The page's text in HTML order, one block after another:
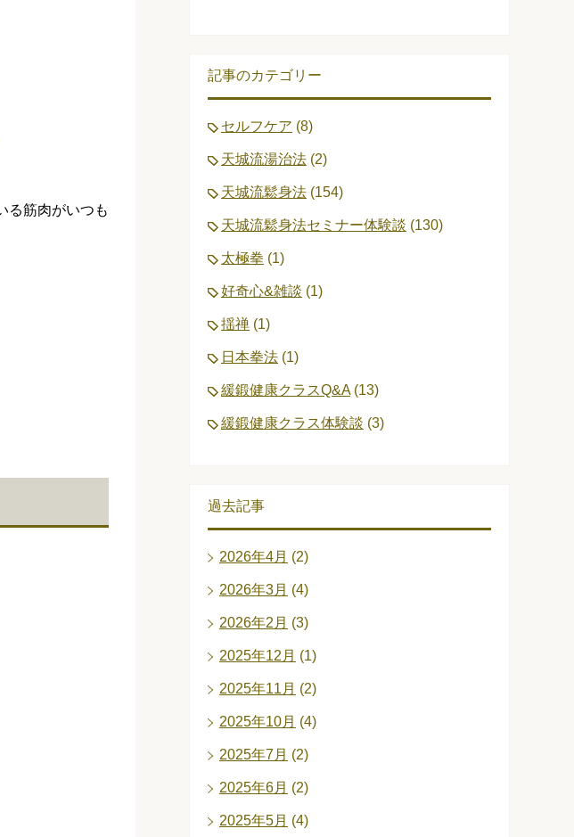
る筋肉がいつも
記事のカテゴリー
セルフケア (8)
天城流湯治法 (2)
天城流鬆身法 (154)
天城流鬆身法セミナー体験談 (130)
太極拳 (1)
好奇心&雑談 (1)
揺禅 (1)
日本拳法 (1)
緩鍛健康クラスQ&A(13)
緩鍛健康クラス体験談 (3)
過去記事
2026年4月 (2)
2026年3月 (4)
2026年2月 (3)
2025年12月 (1)
2025年11月 (2)
2025年10月 (4)
2025年7月 (2)
2025年6月 (2)
2025年5月 (4)